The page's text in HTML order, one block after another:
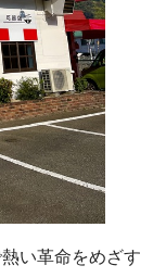
い革命をめざす